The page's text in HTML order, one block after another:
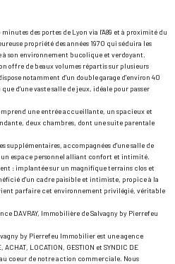
des portes de Lyon via l'A89 et à proximité du
propriété des années 1970 qui séduira les
son environnement bucolique et verdoyant.
offre de beaux volumes répartis sur plusieurs
notamment d'un double garage d'environ 40
d'une vaste salle de jeux, idéale pour passer
une entrée accueillante, un spacieux et
deux chambres, dont une suite parentale
supplémentaires, accompagnées d'une salle de
espace personnel alliant confort et intimité.
: implantée sur un magnifique terrains clos et
d'un cadre paisible et intimiste, propice à la
parfaire cet environnement privilégié, véritable
DAVRAY, Immobilière de Salvagny by Pierrefeu
by Pierrefeu Immobilier est une agence
LOCATION, GESTION et SYNDIC DE
coeur de notre action commerciale. Nous